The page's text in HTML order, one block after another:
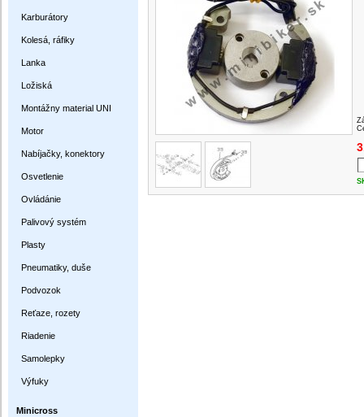
Karburátory
Kolesá, ráfiky
Lanka
Ložiská
Montážny material UNI
Motor
Nabíjačky, konektory
Osvetlenie
Ovládánie
Palivový systém
Plasty
Pneumatiky, duše
Podvozok
Reťaze, rozety
Riadenie
Samolepky
Výfuky
Minicross